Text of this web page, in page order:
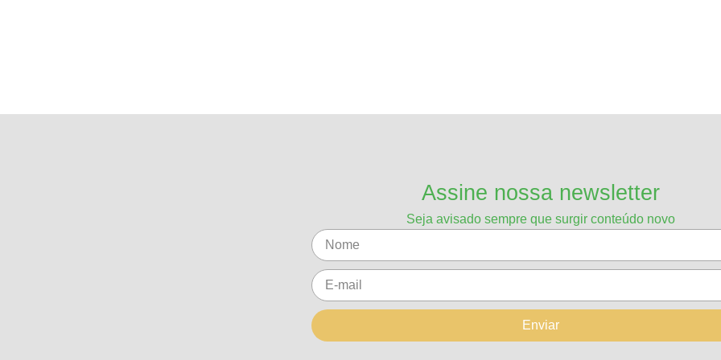
Assine nossa newsletter
Seja avisado sempre que surgir conteúdo novo
Enviar